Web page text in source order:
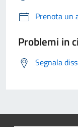
Prenota un
Problemi in
Segnala